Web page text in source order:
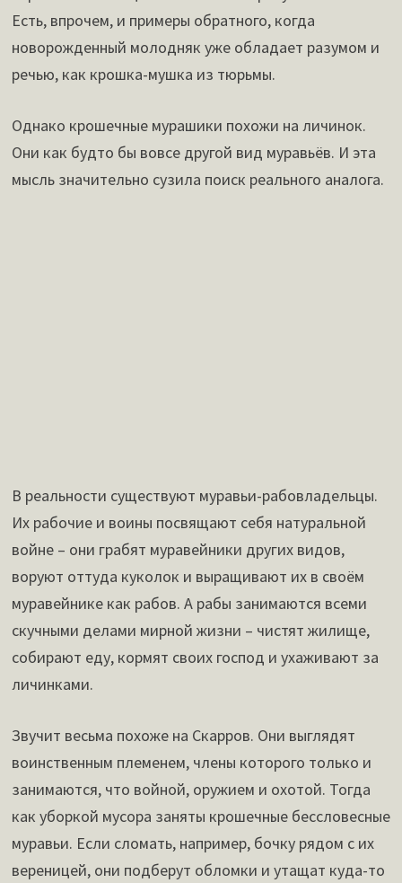
Есть, впрочем, и примеры обратного, когда
новорожденный молодняк уже обладает разумом и
речью, как крошка-мушка из тюрьмы.
Однако крошечные мурашики похожи на личинок.
Они как будто бы вовсе другой вид муравьёв. И эта
мысль значительно сузила поиск реального аналога.
В реальности существуют муравьи-рабовладельцы.
Их рабочие и воины посвящают себя натуральной
войне – они грабят муравейники других видов,
воруют оттуда куколок и выращивают их в своём
муравейнике как рабов. А рабы занимаются всеми
скучными делами мирной жизни – чистят жилище,
собирают еду, кормят своих господ и ухаживают за
личинками.
Звучит весьма похоже на Скарров. Они выглядят
воинственным племенем, члены которого только и
занимаются, что войной, оружием и охотой. Тогда
как уборкой мусора заняты крошечные бессловесные
муравьи. Если сломать, например, бочку рядом с их
вереницей, они подберут обломки и утащат куда-то